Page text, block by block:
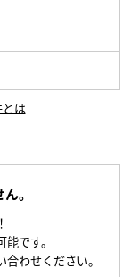
は
。
です。
わせください。